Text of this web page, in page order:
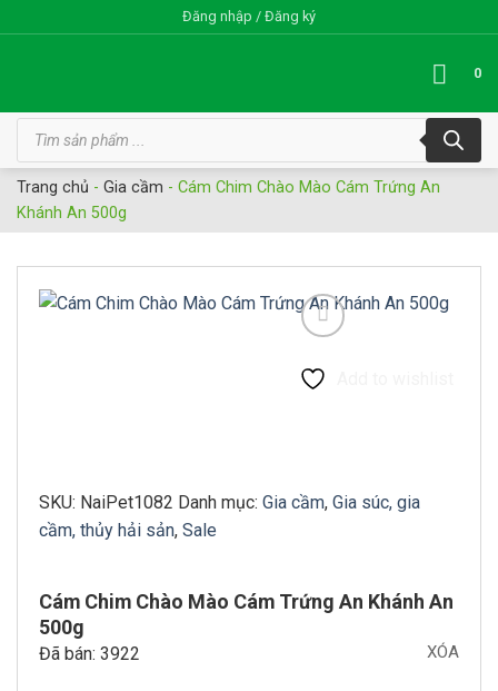
qua
Đăng nhập / Đăng ký
0
Tìm
kiếm
phẩm
Trang chủ - Gia cầm - Cám Chim Chào Mào Cám Trứng An
Khánh An 500g
SKU: NaiPet1082 Danh mục: Gia cầm, Gia súc, gia
cầm, thủy hải sản, Sale
Cám Chim Chào Mào Cám Trứng An Khánh An
500g
Đã bán: 3922 XÓA